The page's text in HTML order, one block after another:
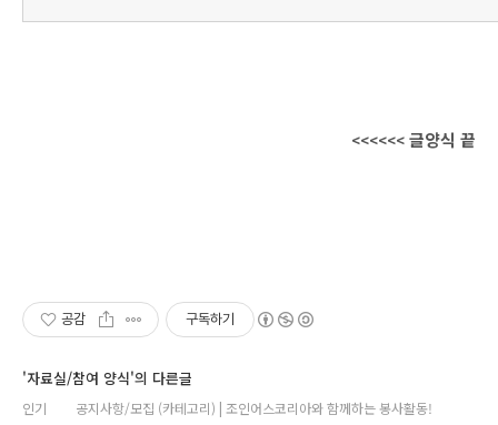
<<<<<< 글양식 끝
공감 구독하기
'자료실/참여 양식'의 다른글
인기
공지사항/모집 (카테고리) | 조인어스코리아와 함께하는 봉사활동!